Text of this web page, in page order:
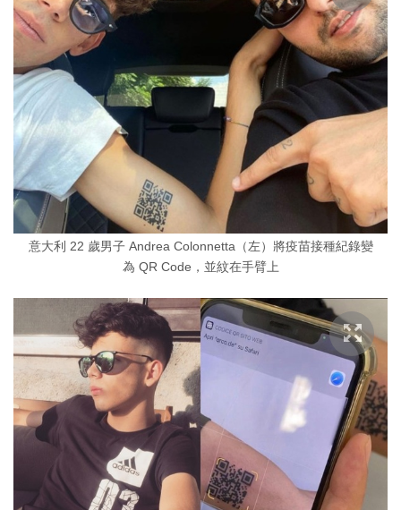
意大利 22 歲男子 Andrea Colonnetta（左）將疫苗接種紀錄變
為 QR Code，並紋在手臂上